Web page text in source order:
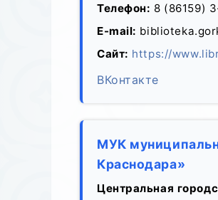
Телефон: 8 (86159)
E-mail:
Сайт: https://
ВКонтакте
МУК
Краснодара»
Центральная